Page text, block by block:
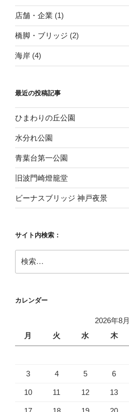
店舗・企業 (1)
橋脚・ブリッジ (2)
海岸 (4)
最近の投稿記事
ひまわりの丘公園
水分れ公園
青葉台第一公園
旧波門崎燈籠堂
ビーナスブリッジ 神戸夜景
サイト内検索：
索:
カレンダー
2026年8月
月
火 水 木
3 4 5 6
10 11 12 13